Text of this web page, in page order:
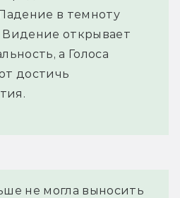
в темноту
открывает
а Голоса
достичь
не могла выносить